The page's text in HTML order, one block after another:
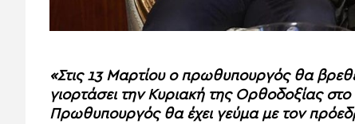
«Στις 13 Μαρτίου ο πρωθυπουργός θα
γιορτάσει την Κυριακή της Ορθοδοξίας
Πρωθυπουργός θα έχει γεύμα με τον